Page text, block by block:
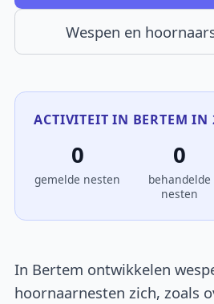
Wespen en
ACTIVITEIT IN BERTEM IN
0
gemelde nesten
0
behandelde
nesten
In Bertem ontwikkelen
hoornaarnesten zich, zoals